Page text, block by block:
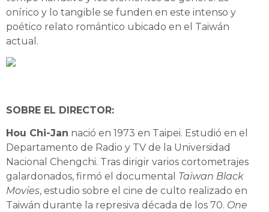
onírico y lo tangible se funden en este intenso y
poético relato romántico ubicado en el Taiwán
actual.
SOBRE EL DIRECTOR:
Hou Chi-Jan nació en 1973 en Taipei. Estudió en el
Departamento de Radio y TV de la Universidad
Nacional Chengchi. Tras dirigir varios cortometrajes
galardonados, firmó el documental Taiwan Black
Movies, estudio sobre el cine de culto realizado en
Taiwán durante la represiva década de los 70. One